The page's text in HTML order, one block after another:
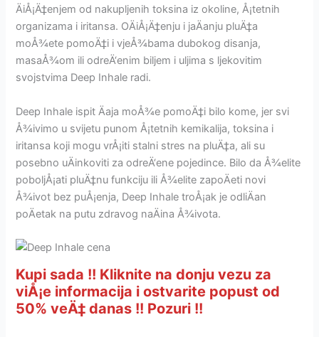
ÄiÅ¡Ä‡enjem od nakupljenih toksina iz okoline, Å¡tetnih
organizama i iritansa. OÄiÅ¡Ä‡enju i jaÄanju pluÄ‡a
moÅ¾ete pomoÄ‡i i vjeÅ¾bama dubokog disanja,
masaÅ¾om ili odreÄ‘enim biljem i uljima s ljekovitim
svojstvima Deep Inhale radi.
Deep Inhale ispit Äaja moÅ¾e pomoÄ‡i bilo kome, jer svi
Å¾ivimo u svijetu punom Å¡tetnih kemikalija, toksina i
iritansa koji mogu vrÅ¡iti stalni stres na pluÄ‡a, ali su
posebno uÄinkoviti za odreÄ‘ene pojedince. Bilo da Å¾elite
poboljÅ¡ati pluÄ‡nu funkciju ili Å¾elite zapoÄeti novi
Å¾ivot bez puÅ¡enja, Deep Inhale troÅ¡ak je odliÄan
poÄetak na putu zdravog naÄina Å¾ivota.
Kupi sada !! Kliknite na donju vezu za
viÅ¡e informacija i ostvarite popust od
50% veÄ‡ danas !! Pozuri !!